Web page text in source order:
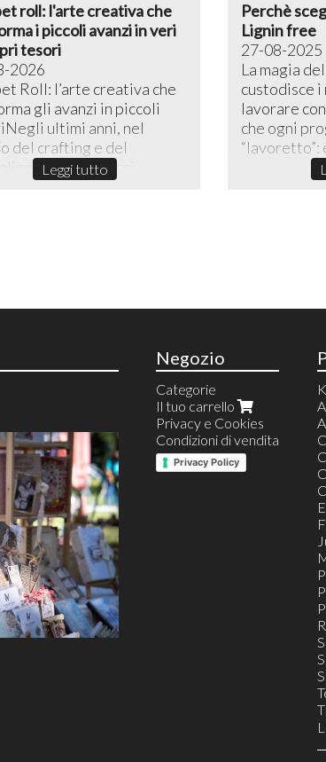
roll: l'arte creativa che
i piccoli avanzi in veri
tesori
2026
Roll: l’arte creativa che
gli avanzi in piccoli
ultimi anni, nel
del crafting e del
creativo, lo sni...
Leggi tutto
Perchè
Lignin free
27-08-2025
La magia
custodisce i
lavorare
che ogni
“lavoretto”:
Negozio
Categorie
Il tuo carrello
Privacy e Cookies
Condizioni di vendita
Privacy Policy